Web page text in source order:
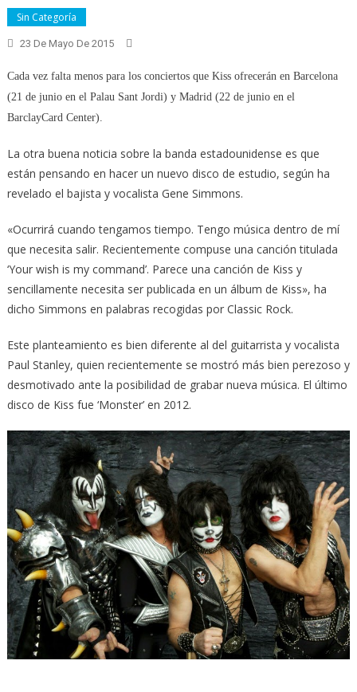
Sin Categoría
23 De Mayo De 2015
Cada vez falta menos para los conciertos que Kiss ofrecerán en Barcelona
(21 de junio en el Palau Sant Jordi) y Madrid (22 de junio en el
BarclayCard Center).
La otra buena noticia sobre la banda estadounidense es que
están pensando en hacer un nuevo disco de estudio, según ha
revelado el bajista y vocalista Gene Simmons.
«Ocurrirá cuando tengamos tiempo. Tengo música dentro de mí
que necesita salir. Recientemente compuse una canción titulada
‘Your wish is my command’. Parece una canción de Kiss y
sencillamente necesita ser publicada en un álbum de Kiss», ha
dicho Simmons en palabras recogidas por Classic Rock.
Este planteamiento es bien diferente al del guitarrista y vocalista
Paul Stanley, quien recientemente se mostró más bien perezoso y
desmotivado ante la posibilidad de grabar nueva música. El último
disco de Kiss fue ‘Monster’ en 2012.